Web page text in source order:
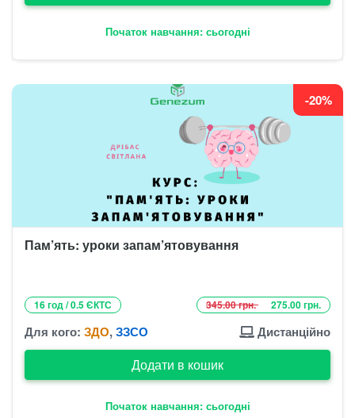
Початок навчання: сьогодні
-20%
Пам’ять: уроки запам’ятовування
16 год / 0.5 ЄКТС 345.00 грн. 275.00 грн.
Для кого: ЗДО,ЗЗСО Дистанційно
Додати в кошик
Початок навчання: сьогодні